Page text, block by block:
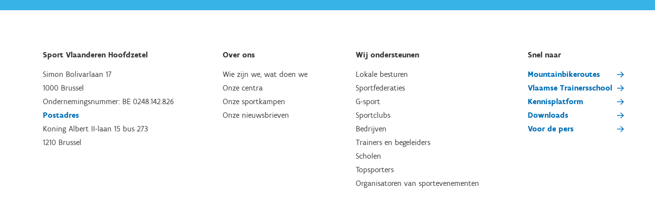
Sport Vlaanderen Hoofdzetel
Simon Bolivarlaan 17
1000 Brussel
Ondernemingsnummer: BE 0248.142.826
Postadres
Koning Albert II-laan 15 bus 273
1210 Brussel
Over ons
Wie zijn we, wat doen we
Onze centra
Onze sportkampen
Onze nieuwsbrieven
Wij ondersteunen
Lokale besturen
Sportfederaties
G-sport
Sportclubs
Bedrijven
Trainers en begeleiders
Scholen
Topsporters
Organisatoren van sportevenementen
Snel naar
Mountainbikeroutes
Vlaamse Trainersschool
Kennisplatform
Downloads
Voor de pers